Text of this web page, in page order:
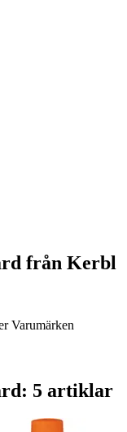
från Kerbl
Varumärken
5 artiklar